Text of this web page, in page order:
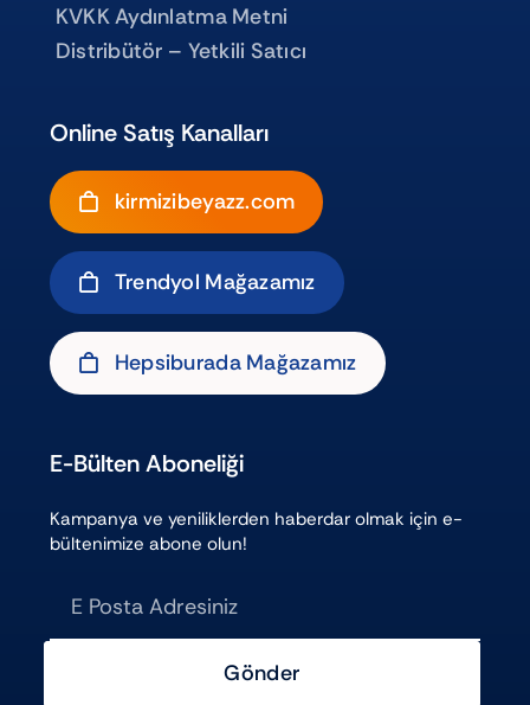
Online Satış Kanalları
kirmizibeyazz.com
Trendyol Mağazamız
Hepsiburada Mağazamız
KVKK Aydınlatma Metni
Distribütör – Yetkili Satıcı
E-Bülten Aboneliği
Kampanya ve yeniliklerden haberdar olmak için e-
bültenimize abone olun!
Gönder